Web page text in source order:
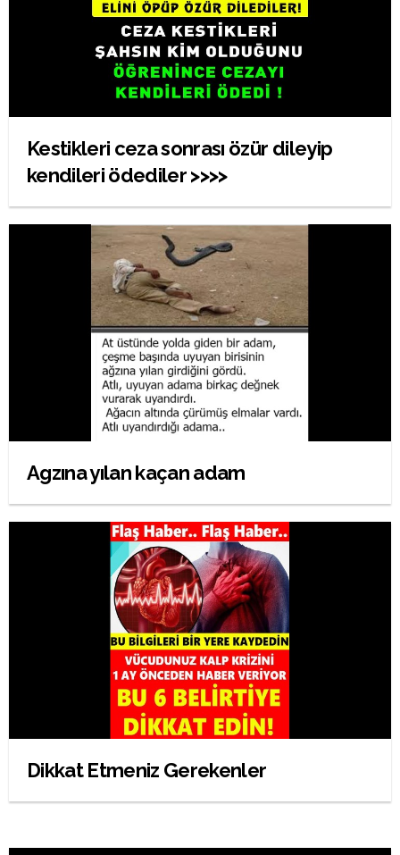
Kestikleri ceza sonrası özür dileyip
kendileri ödediler >>>>
Agzına yılan kaçan adam
Dikkat Etmeniz Gerekenler